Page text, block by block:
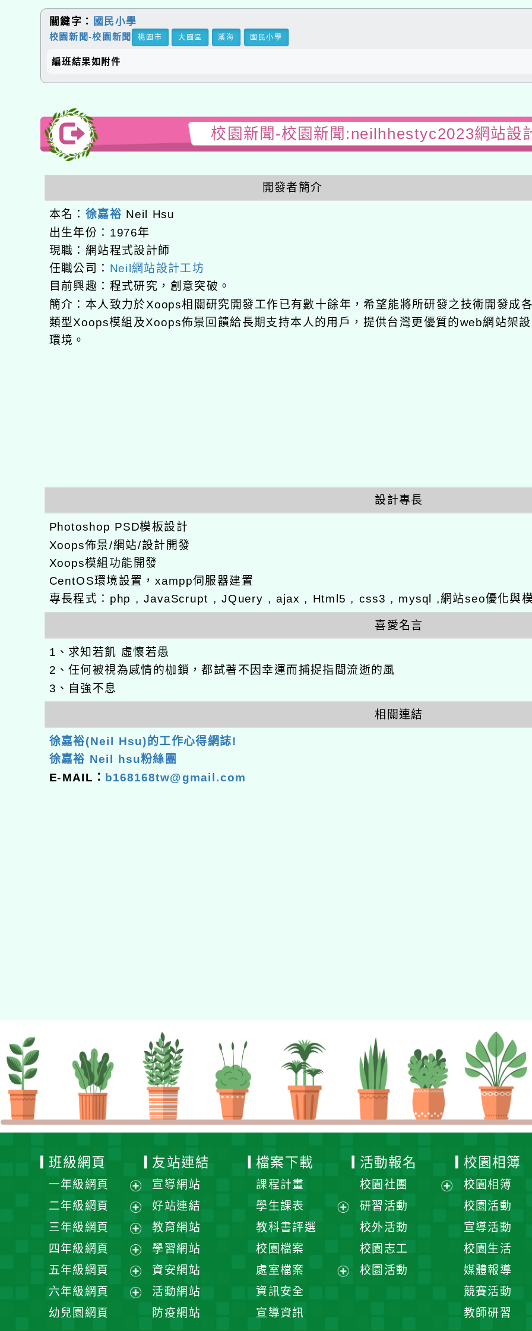
關鍵字： 國民小學
校園新聞-校園新聞 桃園市 大園區 溪海 國民小學
編班結果如附件
校園新聞-校園新聞:neilhhestyc2023網站設
開發者簡介
本名： 徐嘉裕 Neil Hsu
出生年份：1976年
現職：網站程式設計師
任職公司： Neil網站設計工坊
目前興趣：程式研究，創意突破。
簡介：本人致力於Xoops相關研究開發工作已有數十餘年，希望能將所研發之技術開發成
類型Xoops模組及Xoops佈景回饋給長期支持本人的用戶，提供台灣更優質的web網站架設
環境。
設計專長
Photoshop PSD模板設計
Xoops佈景/網站/設計開發
Xoops模組功能開發
CentOS環境設置，xampp伺服器建置
專長程式：php , JavaScrupt , JQuery , ajax , Html5 , css3 , mysql ,網站seo優化與
喜愛名言
1、求知若飢 虛懷若愚
2、任何被視為感情的枷鎖，都試著不因幸運而捕捉指間流逝的風
3、自強不息
相關連結
徐嘉裕(Neil Hsu)的工作心得網誌!
徐嘉裕 Neil hsu粉絲團
E-MAIL： b168168tw@gmail.com
班級網頁
一年級網頁
展
選
單
二年級網頁
展
選
單
三年級網頁
展
開
選
單
四年級網頁
展
開
選
五年級網頁
展
開
六年級網頁
幼兒園網頁
友站連結
宣導網站
好站連結
教育網站
學習網站
資安網站
活動網站
防疫網站
檔案下載
課程計畫
學生課表
單
教科書評選
校園檔案
處室檔案
資訊安全
宣導資訊
活動報名
校園社團
研習活動
校外活動
校園志工
校園活動
校園相簿
校園相簿
校園活動
宣導活動
校園生活
媒體報導
競賽活動
教師研習